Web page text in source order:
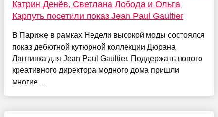
Катрин Денёв, Светлана Лобода и Ольга
Карпуть посетили показ Jean Paul Gaultier
В Париже в рамках Недели высокой моды состоялся
показ дебютной кутюрной коллекции Дюрана
Лантинка для Jean Paul Gaultier. Поддержать нового
креативного директора модного дома пришли
многие ...